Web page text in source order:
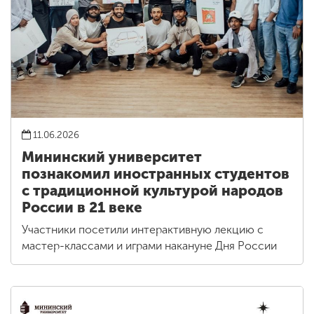
11.06.2026
Мининский университет
познакомил иностранных студентов
с традиционной культурой народов
России в 21 веке
Участники посетили интерактивную лекцию с
мастер-классами и играми накануне Дня России